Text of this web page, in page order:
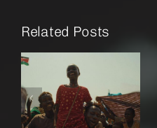
Related Posts
Amrum